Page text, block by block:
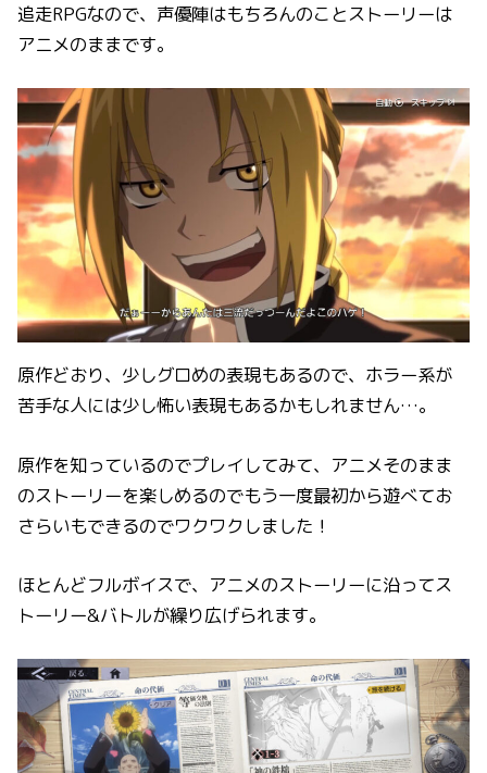
追走RPGなので、声優陣はもちろんのことストーリーは
アニメのままです。
原作どおり、少しグロめの表現もあるので、ホラー系が
苦手な人には少し怖い表現もあるかもしれません…。
原作を知っているのでプレイしてみて、アニメそのまま
のストーリーを楽しめるのでもう一度最初から遊べてお
さらいもできるのでワクワクしました！
ほとんどフルボイスで、アニメのストーリーに沿ってス
トーリー&バトルが繰り広げられます。